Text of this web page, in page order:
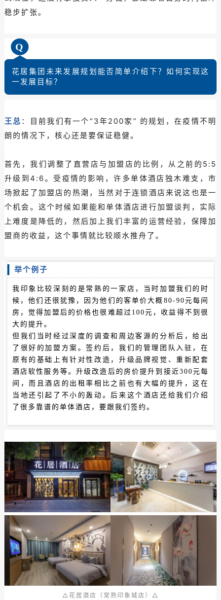
稳步扩张。
Q
花居集团未来发展规划能否简单介绍下？如何实现这
一发展目标？
王总 ：目前我们有一个“3年200家” 的规划，在疫情不明
朗的情况下，核心还是要保证稳健。
首先，我们调整了直营店与加盟店的比例，从之前的5:5
升级到4:6。受疫情的影响，许多单体酒店独木难支，市
场掀起了加盟店的热潮，当然对于连锁酒店来说这也是一
个机会。这个时候如果能和单体酒店进行加盟谈判，实际
上难度是降低的，然后加上我们丰富的运营经验，保障加
盟商的收益，这个事情就比较顺水推舟了。
举个例子
我印象比较深刻的是常熟的一家店，当时加盟我们的时
候，他们还很犹豫，因为他们的客单价大概80-90元每间
房，觉得加盟后的价格也很难超过100元，收益得不到很
大的提升。
但我们当时经过深度的调查和周边客源的分析后，给出
了很好的加盟方案。签约后，我们的管理团队入驻，在
原有的基础上有针对性改造，升级品牌视觉、重新配套
酒店软性服务等。升级改造后的房价提升到接近300元每
间，而且酒店的出租率相比之前也有大幅的提升，这在
当地还引起了不小的轰动。后来这个酒店还给我们介绍
了很多靠谱的单体酒店，要跟我们签约。
△花居酒店（常熟印象城店）△